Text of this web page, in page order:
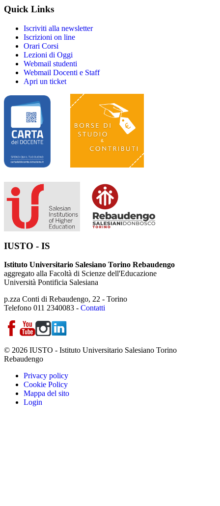
Quick Links
Iscriviti alla newsletter
Iscrizioni on line
Orari Corsi
Lezioni di Oggi
Webmail studenti
Webmail Docenti e Staff
Apri un ticket
IUSTO - IS
Istituto Universitario Salesiano Torino Rebaudengo
aggregato alla Facoltà di Scienze dell'Educazione
Università Pontificia Salesiana
p.zza Conti di Rebaudengo, 22 - Torino
Telefono 011 2340083 - Contatti
© 2026 IUSTO - Istituto Universitario Salesiano Torino
Rebaudengo
Privacy policy
Cookie Policy
Mappa del sito
Login